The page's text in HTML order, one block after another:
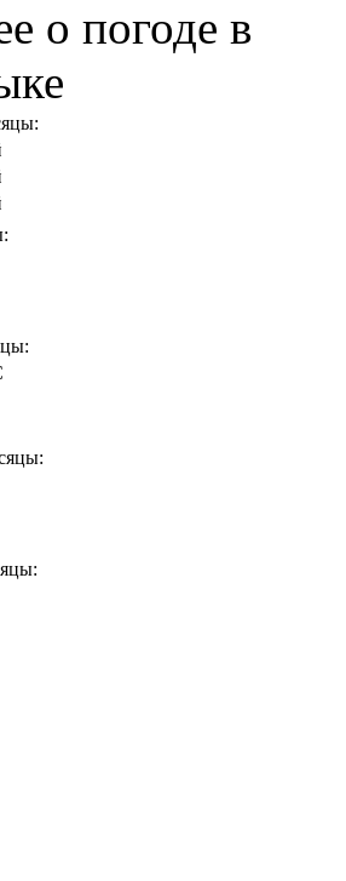
о погоде в